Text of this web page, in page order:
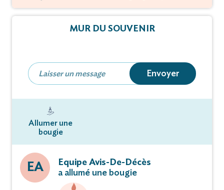
MUR DU SOUVENIR
Envoyer
Allumer une
bougie
EA
Equipe Avis-De-Décès
a allumé une bougie